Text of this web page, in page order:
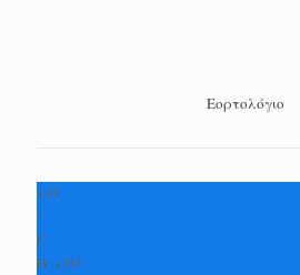
Εορτολόγιο
+35
°
C
H: +36°